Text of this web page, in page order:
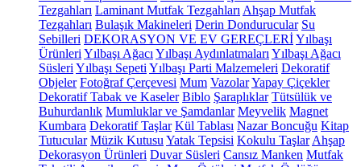
Tezgahları Laminant Mutfak Tezgahları Ahşap Mutfak
Tezgahları Bulaşık Makineleri Derin Dondurucular Su
Sebilleri DEKORASYON VE EV GEREÇLERİYılbaşı
Ürünleri Yılbaşı Ağacı Yılbaşı Aydınlatmaları Yılbaşı Ağacı
Süsleri Yılbaşı Sepeti Yılbaşı Parti Malzemeleri Dekoratif
Objeler Fotoğraf Çerçevesi Mum VazolarYapay Çiçekler
Dekoratif Tabak ve Kaseler Biblo Şaraplıklar Tütsülük ve
Buhurdanlık Mumluklar ve Şamdanlar Meyvelik Magnet
Kumbara Dekoratif Taşlar Kül Tablası Nazar Boncuğu Kitap
Tutucular Müzik Kutusu Yatak Tepsisi Kokulu Taşlar Ahşap
Dekorasyon Ürünleri Duvar Süsleri Cansız Manken Mutfak